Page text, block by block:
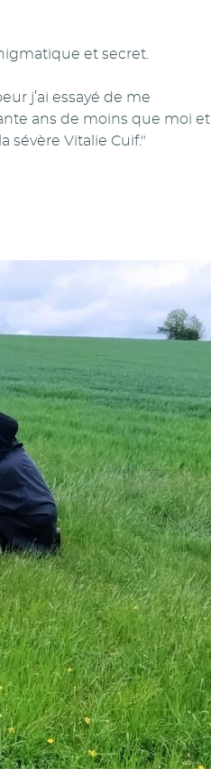
et secret.
j’ai essayé de me
ans de moins que moi et
sévère Vitalie Cuif."